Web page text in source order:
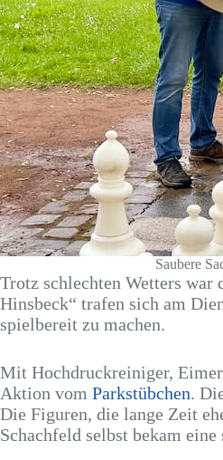
Saubere
Trotz schlechten Wetters
Hinsbeck“ trafen sich am
spielbereit zu machen.
Mit Hochdruckreiniger,
Aktion vom Parkstübchen.
Die Figuren, die lange Zeit
Schachfeld selbst bekam